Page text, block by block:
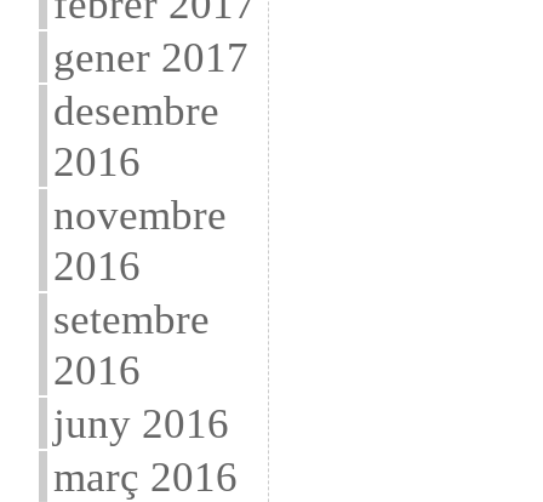
gener 2017
desembre
2016
novembre
2016
setembre
2016
juny 2016
març 2016